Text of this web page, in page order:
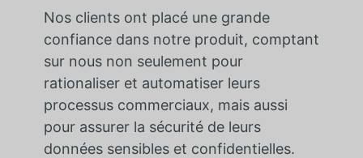
Nos clients ont placé une grande
confiance dans notre produit, comptant
sur nous non seulement pour
rationaliser et automatiser leurs
processus commerciaux, mais aussi
pour assurer la sécurité de leurs
données sensibles et confidentielles.